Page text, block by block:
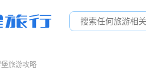
旅游攻略